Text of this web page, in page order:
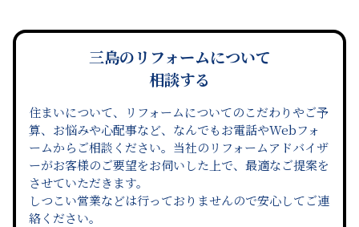
三島のリフォームについて
相談する
住まいについて、リフォームについてのこだわりやご予
算、お悩みや心配事など、なんでもお電話やWebフォ
ームからご相談ください。当社のリフォームアドバイザ
ーがお客様のご要望をお伺いした上で、最適なご提案を
させていただきます。
しつこい営業などは行っておりませんので安心してご連
絡ください。